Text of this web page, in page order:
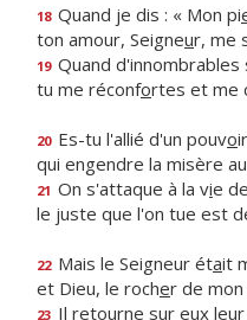
18 Quand je dis : « Mon pi
ton amour, Seigneur, me
19 Quand d'innombrables
tu me réconfortes et me
20 Es-tu l'allié d'un pouvo
qui engendre la misère
21 On s'attaque à la vie
le juste que l'on tue est
22 Mais le Seigneur était
et Dieu, le rocher de
23 Il retourne sur eux